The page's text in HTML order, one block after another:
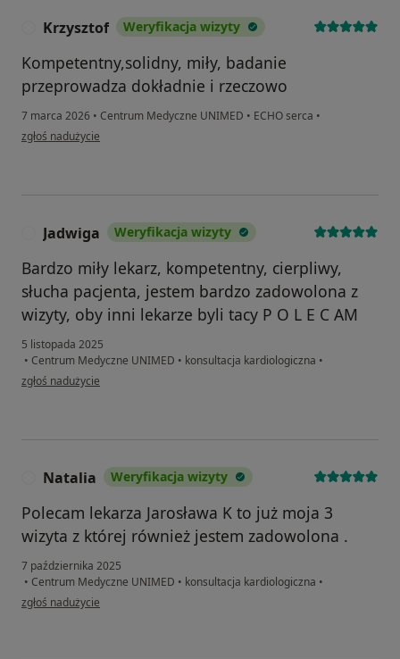
Krzysztof Weryfikacja wizyty
Kompetentny,solidny, miły, badanie
przeprowadza dokładnie i rzeczowo
7 marca 2026 • Centrum Medyczne UNIMED • ECHO serca •
w opinii użytkownika Krzysztof
zgłoś nadużycie
Jadwiga Weryfikacja wizyty
Bardzo miły lekarz, kompetentny, cierpliwy,
słucha pacjenta, jestem bardzo zadowolona z
wizyty, oby inni lekarze byli tacy P O L E C AM
5 listopada 2025
• Centrum Medyczne UNIMED • konsultacja kardiologiczna •
w opinii użytkownika Jadwiga
zgłoś nadużycie
Natalia Weryfikacja wizyty
Polecam lekarza Jarosława K to już moja 3
wizyta z której również jestem zadowolona .
7 października 2025
• Centrum Medyczne UNIMED • konsultacja kardiologiczna •
w opinii użytkownika Natalia
zgłoś nadużycie